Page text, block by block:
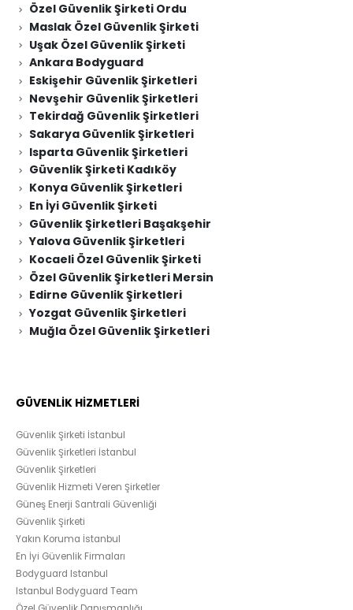
Özel Güvenlik Şirketi Ordu
Maslak Özel Güvenlik Şirketi
Uşak Özel Güvenlik Şirketi
Ankara Bodyguard
Eskişehir Güvenlik Şirketleri
Nevşehir Güvenlik Şirketleri
Tekirdağ Güvenlik Şirketleri
Sakarya Güvenlik Şirketleri
Isparta Güvenlik Şirketleri
Güvenlik Şirketi Kadıköy
Konya Güvenlik Şirketleri
En İyi Güvenlik Şirketi
Güvenlik Şirketleri Başakşehir
Yalova Güvenlik Şirketleri
Kocaeli Özel Güvenlik Şirketi
Özel Güvenlik Şirketleri Mersin
Edirne Güvenlik Şirketleri
Yozgat Güvenlik Şirketleri
Muğla Özel Güvenlik Şirketleri
GÜVENLİK HİZMETLERİ
Güvenlik Şirketi İstanbul
Güvenlik Şirketleri İstanbul
Güvenlik Şirketleri
Güvenlik Hizmeti Veren Şirketler
Güneş Enerji Santrali Güvenliği
Güvenlik Şirketi
Yakın Koruma İstanbul
En İyi Güvenlik Firmaları
Bodyguard Istanbul
Istanbul Bodyguard Team